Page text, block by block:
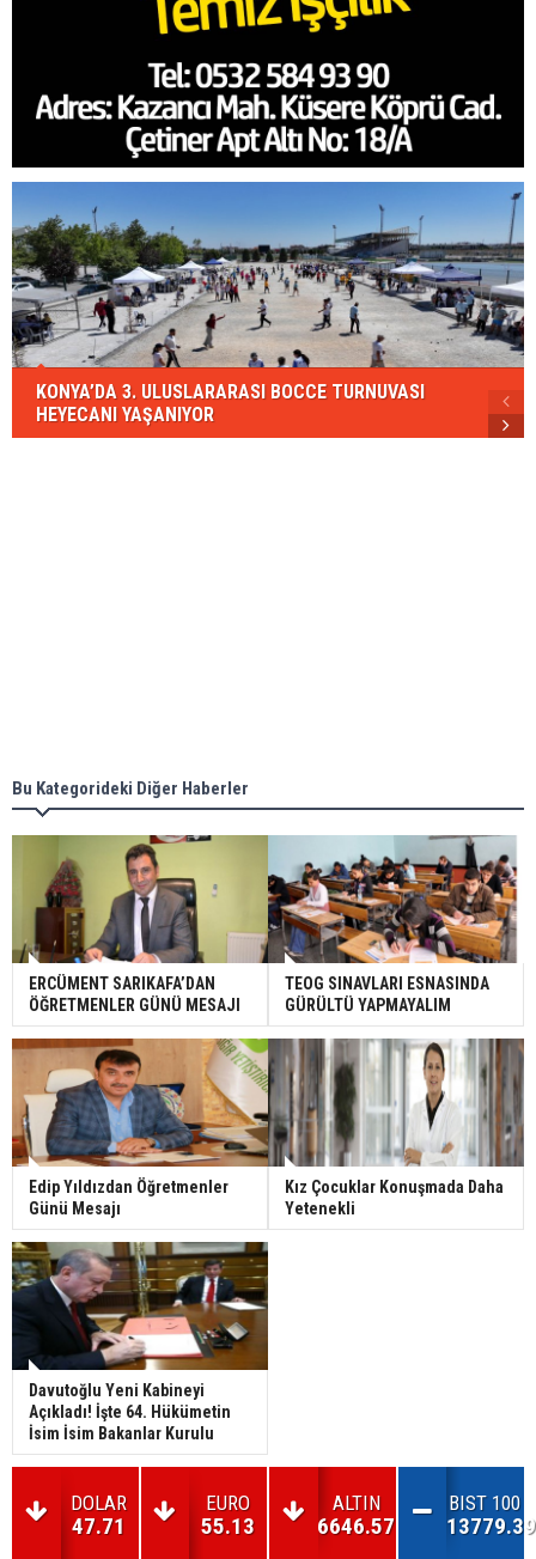
KONYA’DA 3. ULUSLARARASI BOCCE TURNUVASI
HEYECANI YAŞANIYOR
Bu Kategorideki Diğer Haberler
ERCÜMENT SARIKAFA’DAN
ÖĞRETMENLER GÜNÜ MESAJI
TEOG SINAVLARI ESNASINDA
GÜRÜLTÜ YAPMAYALIM
Edip Yıldızdan Öğretmenler
Günü Mesajı
Kız Çocuklar Konuşmada Daha
Yetenekli
Davutoğlu Yeni Kabineyi
Açıkladı! İşte 64. Hükümetin
İsim İsim Bakanlar Kurulu
DOLAR
47.71
EURO
55.13
ALTIN
6646.57
BIST 100
13779.39